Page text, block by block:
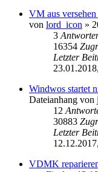
VM aus
von lord_icon »
3
16354
Letzter
Windwos startet
Dateianhang von
12
30883
Letzter
VDMK